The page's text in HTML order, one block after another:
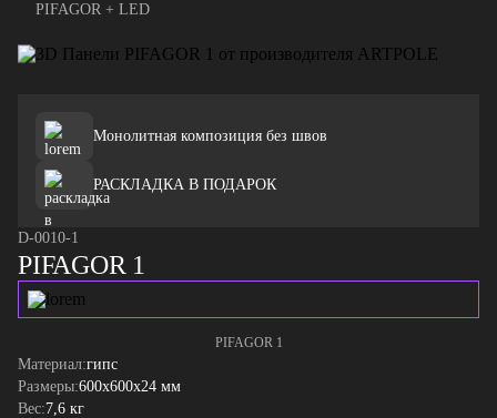
PIFAGOR + LED
Монолитная композиция без швов
РАСКЛАДКА В ПОДАРОК
D-0010-1
PIFAGOR 1
PIFAGOR 1
Материал:гипс
Размеры:600x600x24 мм
Вес:7,6 кг